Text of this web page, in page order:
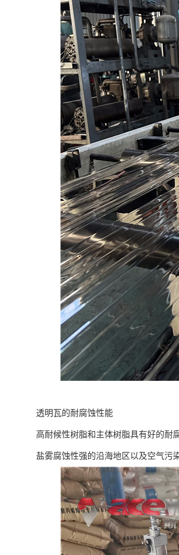
透明瓦的耐腐蚀性能
高耐候性树脂和主体树脂具有好的耐
盐雾腐蚀性强的沿海地区以及空气污